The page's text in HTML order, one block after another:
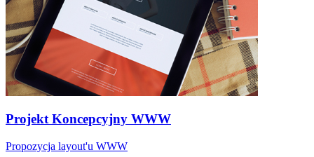
Projekt Koncepcyjny WWW
Propozycja layout'u WWW